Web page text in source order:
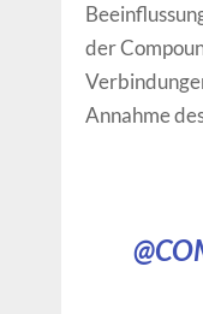
der
Annahme